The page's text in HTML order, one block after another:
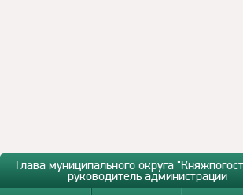
Глава муниципального округа
руководитель администрации